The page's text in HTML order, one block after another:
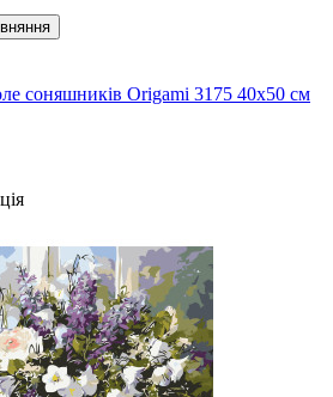
соняшників Origami 3175 40x50 см